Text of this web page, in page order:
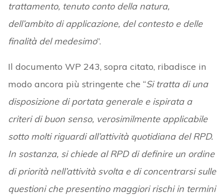
trattamento, tenuto conto della natura,
dell’ambito di applicazione, del contesto e delle
finalità del medesimo”.
Il documento WP 243, sopra citato, ribadisce in
modo ancora più stringente che “Si tratta di una
disposizione di portata generale e ispirata a
criteri di buon senso, verosimilmente applicabile
sotto molti riguardi all’attività quotidiana del RPD.
In sostanza, si chiede al RPD di definire un ordine
di priorità nell’attività svolta e di concentrarsi sulle
questioni che presentino maggiori rischi in termini